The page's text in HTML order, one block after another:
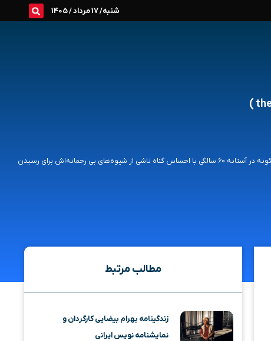
شنبه/ 17 مرداد / 1405
فیلم پدرخوانده قسمت سوم ( the godfather part iii ) در سال ۱۹۷۹ می گذرد که مایکل کورلئونه در آستانه ۶۰ سالگی‌ با احساس گناه ناشی از شیوه‌های بی رحمانه‌اش برای رسیدن
مطالب مرتبط
زندگینامه بهرام بیضایی کارگردان و
نمایشنامه نویس ایرانی